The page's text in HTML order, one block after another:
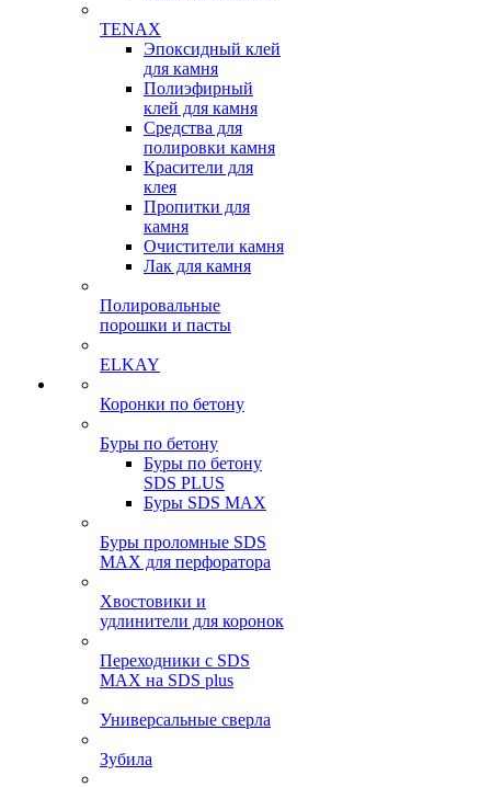
TENAX
Эпоксидный клей
для камня
Полиэфирный
клей для камня
Средства для
полировки камня
Красители для
клея
Пропитки для
камня
Очистители камня
Лак для камня
Полировальные
порошки и пасты
ELKAY
Коронки по бетону
Буры по бетону
Буры по бетону
SDS PLUS
Буры SDS MAX
Буры проломные SDS
MAX для перфоратора
Хвостовики и
удлинители для коронок
Переходники с SDS
MAX на SDS plus
Универсальные сверла
Зубила